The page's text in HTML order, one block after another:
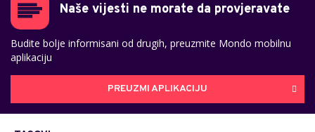
Naše vijesti ne morate da provjeravate
Budite bolje informisani od drugih, preuzmite Mondo mobilnu
aplikaciju
PREUZMI APLIKACIJU